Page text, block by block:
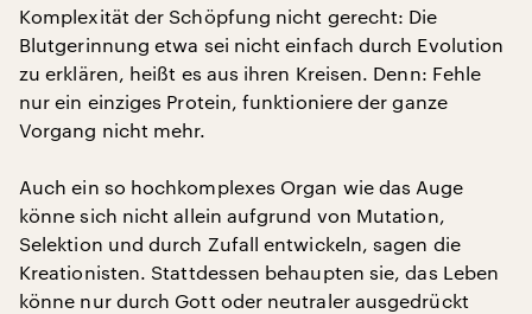
Komplexität der Schöpfung nicht gerecht: Die
Blutgerinnung etwa sei nicht einfach durch Evolution
zu erklären, heißt es aus ihren Kreisen. Denn: Fehle
nur ein einziges Protein, funktioniere der ganze
Vorgang nicht mehr.
Auch ein so hochkomplexes Organ wie das Auge
könne sich nicht allein aufgrund von Mutation,
Selektion und durch Zufall entwickeln, sagen die
Kreationisten. Stattdessen behaupten sie, das Leben
könne nur durch Gott oder neutraler ausgedrückt